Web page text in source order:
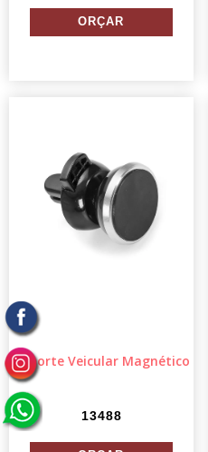
Suporte Veicular Magnético
13488